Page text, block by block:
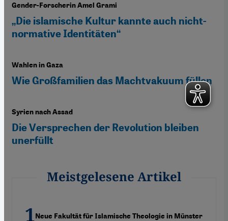
Gender-Forscherin Amel Grami
„Die islamische Kultur kannte auch nicht-
normative Identitäten“
Wahlen in Gaza
Wie Großfamilien das Machtvakuum füllen
Syrien nach Assad
Die Versprechen der Revolution bleiben
unerfüllt
Meistgelesene Artikel
Neue Fakultät für Islamische Theologie in Münster